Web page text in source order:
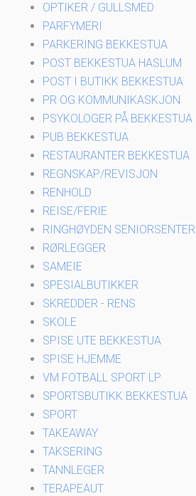
OPTIKER / GULLSMED
PARFYMERI
PARKERING BEKKESTUA
POST BEKKESTUA HASLUM
POST I BUTIKK BEKKESTUA
PR OG KOMMUNIKASKJON
PSYKOLOGER PÅ BEKKESTUA
PUB BEKKESTUA
RESTAURANTER BEKKESTUA
REGNSKAP/REVISJON
RENHOLD
REISE/FERIE
RINGHØYDEN SENIORSENTER
RØRLEGGER
SAMEIE
SPESIALBUTIKKER
SKREDDER - RENS
SKOLE
SPISE UTE BEKKESTUA
SPISE HJEMME
VM FOTBALL SPORT LP
SPORTSBUTIKK BEKKESTUA
SPORT
TAKEAWAY
TAKSERING
TANNLEGER
TERAPEAUT